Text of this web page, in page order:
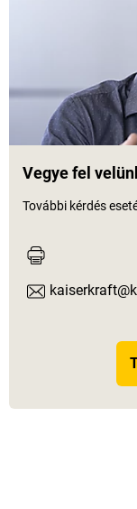
Vegye fel
További kérdés